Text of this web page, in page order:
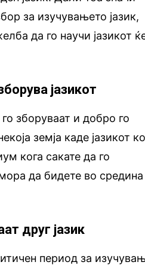
за изучувањето јазик,
да го научи јазикот
јазикот
зборуваат и добро го
земја каде јазикот
кога сакате да го
да бидете во средина
друг јазик
период за